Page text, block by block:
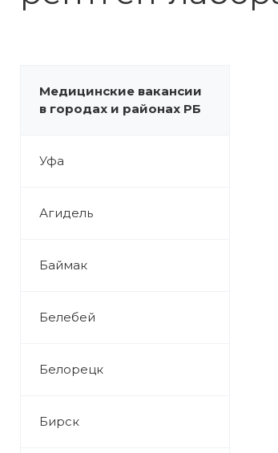
Медицинские вакансии
в городах и районах РБ
Уфа
Агидель
Баймак
Белебей
Белорецк
Бирск